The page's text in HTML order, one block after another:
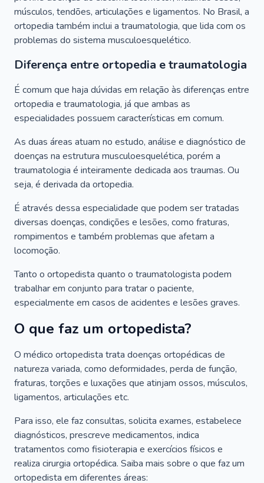
músculos, tendões, articulações e ligamentos. No Brasil, a
ortopedia também inclui a traumatologia, que lida com os
problemas do sistema musculoesquelético.
Diferença entre ortopedia e traumatologia
É comum que haja dúvidas em relação às diferenças entre
ortopedia e traumatologia, já que ambas as
especialidades possuem características em comum.
As duas áreas atuam no estudo, análise e diagnóstico de
doenças na estrutura musculoesquelética, porém a
traumatologia é inteiramente dedicada aos traumas. Ou
seja, é derivada da ortopedia.
É através dessa especialidade que podem ser tratadas
diversas doenças, condições e lesões, como fraturas,
rompimentos e também problemas que afetam a
locomoção.
Tanto o ortopedista quanto o traumatologista podem
trabalhar em conjunto para tratar o paciente,
especialmente em casos de acidentes e lesões graves.
O que faz um ortopedista?
O médico ortopedista trata doenças ortopédicas de
natureza variada, como deformidades, perda de função,
fraturas, torções e luxações que atinjam ossos, músculos,
ligamentos, articulações etc.
Para isso, ele faz consultas, solicita exames, estabelece
diagnósticos, prescreve medicamentos, indica
tratamentos como fisioterapia e exercícios físicos e
realiza cirurgia ortopédica. Saiba mais sobre o que faz um
ortopedista em diferentes áreas: